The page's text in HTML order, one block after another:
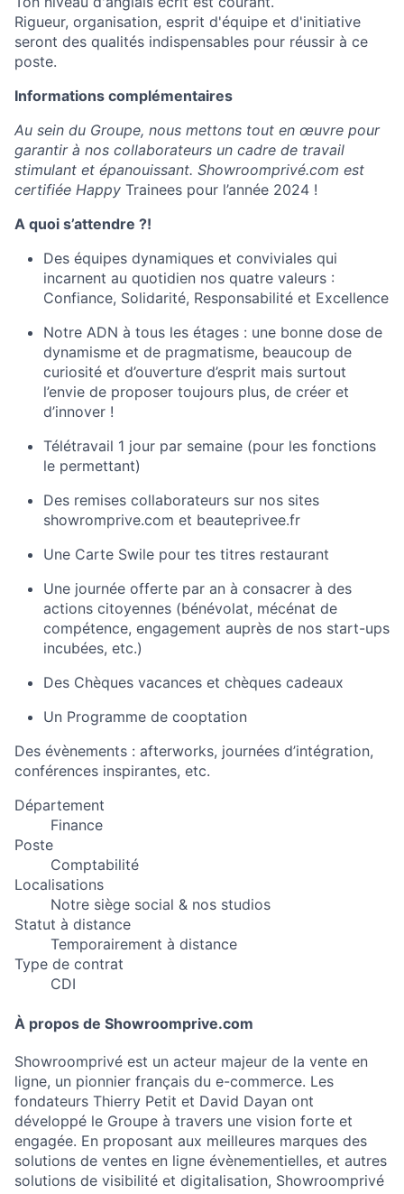
Rigueur, organisation, esprit d'équipe et d'initiative
seront des qualités indispensables pour réussir à ce
poste.
Informations complémentaires
Au sein du Groupe, nous mettons tout en œuvre pour
garantir à nos collaborateurs un cadre de travail
stimulant et épanouissant. Showroomprivé.com est
certifiée Happy Trainees pour l’année 2024 !
A quoi s’attendre ?!
Des équipes dynamiques et conviviales qui
incarnent au quotidien nos quatre valeurs :
Confiance, Solidarité, Responsabilité et Excellence
Notre ADN à tous les étages : une bonne dose de
dynamisme et de pragmatisme, beaucoup de
curiosité et d’ouverture d’esprit mais surtout
l’envie de proposer toujours plus, de créer et
d’innover !
Télétravail 1 jour par semaine (pour les fonctions
le permettant)
Des remises collaborateurs sur nos sites
showromprive.com et beauteprivee.fr
Une Carte Swile pour tes titres restaurant
Une journée offerte par an à consacrer à des
actions citoyennes (bénévolat, mécénat de
compétence, engagement auprès de nos start-ups
incubées, etc.)
Des Chèques vacances et chèques cadeaux
Un Programme de cooptation
Des évènements : afterworks, journées d’intégration,
conférences inspirantes, etc.
Département
Finance
Poste
Comptabilité
Localisations
Notre siège social & nos studios
Statut à distance
Temporairement à distance
Type de contrat
CDI
À propos de Showroomprive.com
Showroomprivé est un acteur majeur de la vente en
ligne, un pionnier français du e-commerce. Les
fondateurs Thierry Petit et David Dayan ont
développé le Groupe à travers une vision forte et
engagée. En proposant aux meilleures marques des
solutions de ventes en ligne évènementielles, et autres
solutions de visibilité et digitalisation, Showroomprivé